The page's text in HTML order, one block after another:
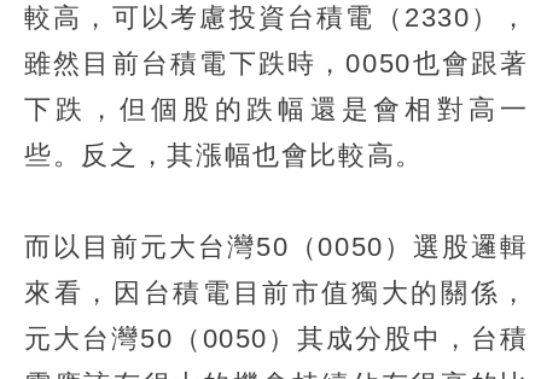
較高，可以考慮投資台積電（2330），
雖然目前台積電下跌時，0050也會跟著
下跌，但個股的跌幅還是會相對高一
些。反之，其漲幅也會比較高。
而以目前元大台灣50（0050）選股邏輯
來看，因台積電目前市值獨大的關係，
元大台灣50（0050）其成分股中，台積